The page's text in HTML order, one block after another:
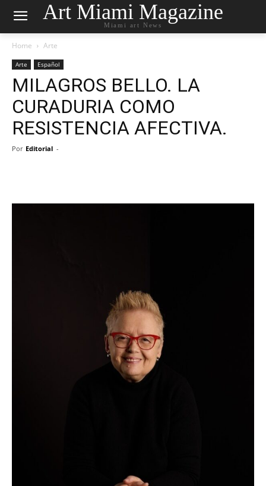
Art Miami Magazine
Miami art News
Home Arte
Arte Español
MILAGROS BELLO. LA
CURADURIA COMO
RESISTENCIA AFECTIVA.
Por Editorial -